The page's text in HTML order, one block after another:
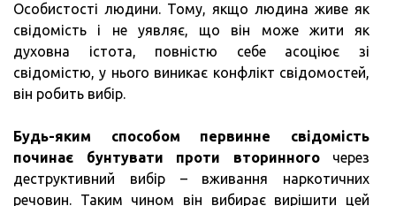
Особистості людини. Тому, якщо людина живе як
свідомість і не уявляє, що він може жити як
духовна істота, повністю себе асоціює зі
свідомістю, у нього виникає конфлікт свідомостей,
він робить вибір.
Будь-яким способом первинне свідомість
починає бунтувати проти вторинногочерез
деструктивний вибір – вживання наркотичних
речовин. Таким чином він вибирає вирішити цей